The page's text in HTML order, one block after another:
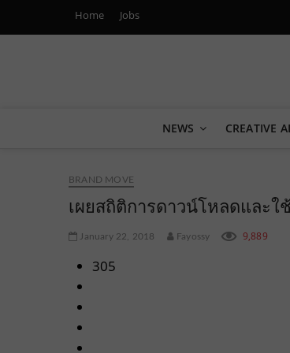
Home Jobs
Marketing
NEWS CREATIVE
BRAND MOVE
เผยสถิติการดาวน์โหลดและ
January 22, 2018 Fayossy 9,889
305